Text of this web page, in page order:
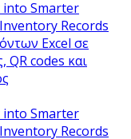
Excel σε
codes και